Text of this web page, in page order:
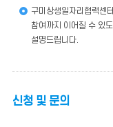
구미상생일자리협력센
참여까지 이어질 수 있
설명드립니다.
신청 및 문의